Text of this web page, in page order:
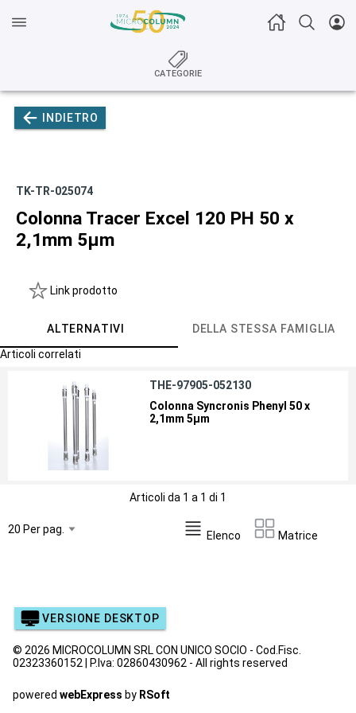
CATEGORIE
INDIETRO
TK-TR-025074
Colonna Tracer Excel 120 PH 50 x
2,1mm 5µm
Link prodotto
ALTERNATIVI DELLA STESSA FAMIGLIA
Articoli correlati
THE-97905-052130
Colonna Syncronis Phenyl 50 x
2,1mm 5µm
Articoli da 1 a 1 di 1
Elenco Matrice
VERSIONE DESKTOP
© 2026 MICROCOLUMN SRL CON UNICO SOCIO - Cod.Fisc.
02323360152 | P.Iva: 02860430962 - All rights reserved
powered webExpress by RSoft